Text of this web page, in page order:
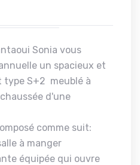
Sonia vous
un spacieux et
type S+2 meublé à
d'une
comme suit:
à manger
équipée qui ouvre